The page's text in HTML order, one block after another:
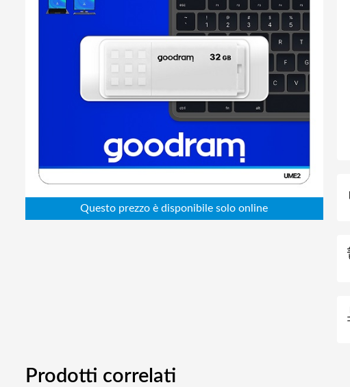
Abbigliamento da lavoro
Alimentatori
Elettricità
Edilizia
Idraulica
Prodotti correlati